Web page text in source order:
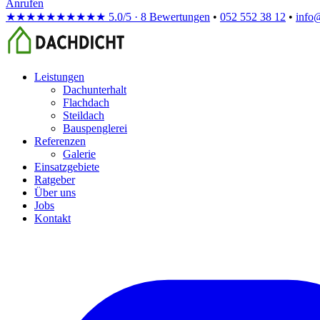
Anrufen
★★★★★★★★★★ 5.0/5 · 8 Bewertungen • 052 552 38 12 •
Leistungen
Dachunterhalt
Flachdach
Steildach
Bauspenglerei
Referenzen
Galerie
Einsatzgebiete
Ratgeber
Über uns
Jobs
Kontakt